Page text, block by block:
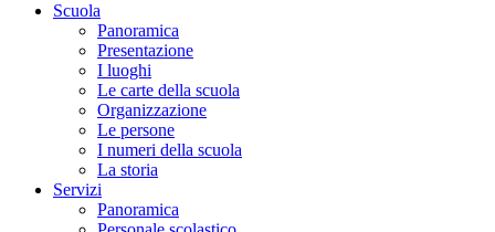
Scuola
Panoramica
Presentazione
I luoghi
Le carte della scuola
Organizzazione
Le persone
I numeri della scuola
La storia
Servizi
Panoramica